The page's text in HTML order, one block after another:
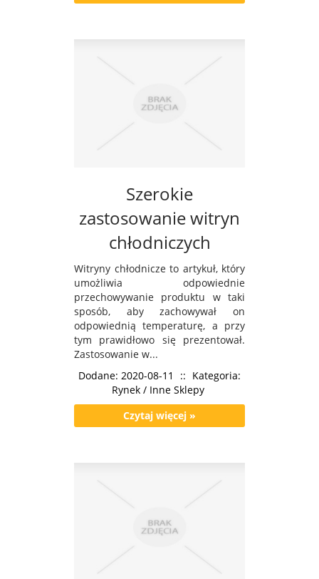
Szerokie
zastosowanie witryn
chłodniczych
Witryny chłodnicze to artykuł, który
umożliwia odpowiednie
przechowywanie produktu w taki
sposób, aby zachowywał on
odpowiednią temperaturę, a przy
tym prawidłowo się prezentował.
Zastosowanie w...
Dodane: 2020-08-11
:: Kategoria:
Rynek / Inne Sklepy
Czytaj więcej »